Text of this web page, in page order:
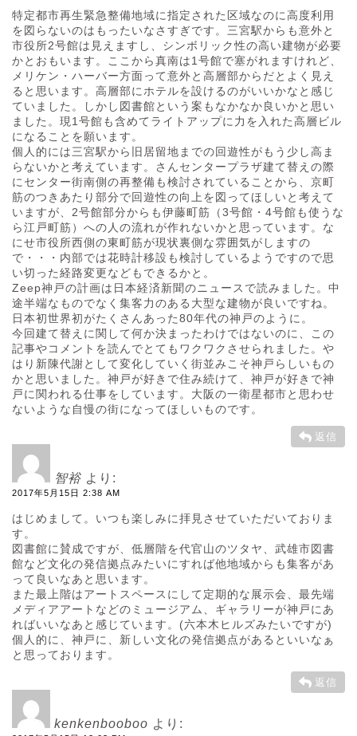
特定都市再生緊急整備地域に指定された区域なのに高度利用
を図らないのはもったいなさすぎです。三宮駅からも意外と
市役所2号館は見えますし、シンボリック性の高い建物が必要
かとおもいます。ここから真南は1号館で塞がれますけれど、
メリケン・ハーバー方面って意外と高層部からだとよく見え
ると思います。高層部にホテルを設けるのがいいかなと感じ
ていました。しかし図書館という案もなかなか良いかと思い
ました。現1号館も含めてライトアップに力を入れた高層ビル
になることを願います。
個人的には三宮駅から旧居留地までの回遊性がもう少し高ま
らないかと考えています。さんセンタープラザ建て替えの際
にセンター街南側の再整備も検討されていることから、京町
筋のつきあたり部分で回遊性の向上を図ってほしいと考えて
いますが、2号館部分からも伊藤町筋（3号館・4号館も使うな
ら江戸町筋）への人の流れが作れないかと思っています。な
にせ市役所西側の東町筋が現状裏側な雰囲気がしますの
で・・・内部では花時計移設も検討しているようですので思
い切った経路変更などもできるかと。
Zeep神戸の計画は日本経済新聞のニュースで読みました。中
途半端なものでなく集客力のある大型な建物が良いですね。
日本初世界初がたくさんあった80年代の神戸のように。
今回建て替えに関して何か決まったわけではないのに、この
記事やコメントを読んでとてもワクワクさせられました。や
はり新陳代謝として変化していく街並みこそ神戸らしいもの
かと思いました。神戸が好きで住み続けて、神戸が好きで神
戸に関われる仕事をしています。大阪の一衛星都市と思わせ
ないような自慢の街になってほしいものです。
返信
智裕 より:
2017年5月15日 2:38 AM
はじめまして。いつも楽しみに拝見させていただいておりま
す。
図書館に賛成ですが、低層階を代官山のツタヤ、武雄市図書
館など文化の発信拠点みたいにすれば他地域からも集客があ
って良いなあと思います。
また最上階はアートスペースにして定期的な展示会、最先端
メディアアートなどのミュージアム、ギャラリーが神戸にあ
ればいいなあと感じています。(六本木ヒルズみたいですが)
個人的に、神戸に、新しい文化の発信拠点があるといいなぁ
と思っております。
返信
kenkenbooboo より: